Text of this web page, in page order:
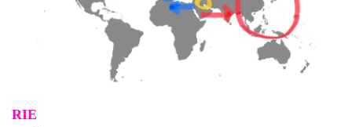
RIE